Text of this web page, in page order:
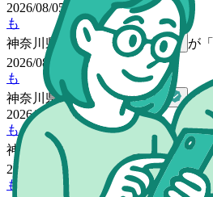
2026/08/05 11:49
も
神奈川県 のももんが福さん が「
2026/08/05 02:01
も
神奈川県 のももんが福さん が「
2026/08/04 09:16
も
神奈川県の ももんが福さん が「
2026/08/03 01:12
も